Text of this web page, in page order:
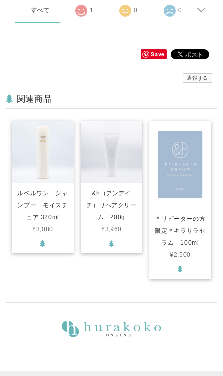
すべて 1 0 0
Save
通報する
関連商品
ルベルワン シャ
ンプー モイスチ
ュア 320ml
¥3,080
&h（アンデイ
チ）リペアクリー
ム 200g
¥3,960
＊リピーターの方
限定＊キラサラセ
ラム 100ml
¥2,500